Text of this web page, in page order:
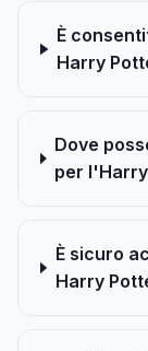
È
Harry
Dove
per
È sicuro
Harry